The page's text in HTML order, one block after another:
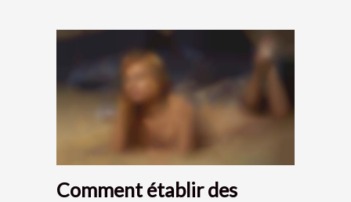
Comment établir des